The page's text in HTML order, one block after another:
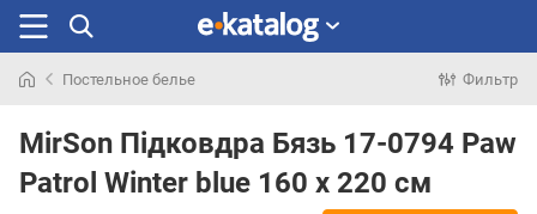
раньше
Постельное белье Фильтр
MirSon Підковдра Бязь 17-0794 Paw
Patrol Winter blue 160 x 220 см